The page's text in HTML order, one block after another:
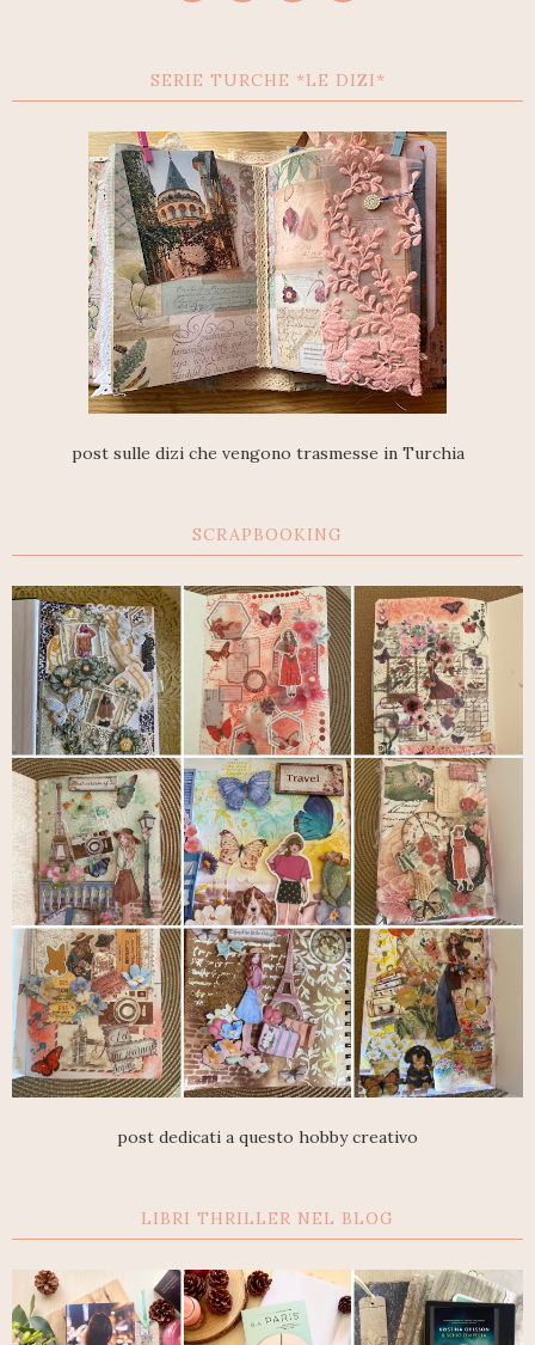
SERIE TURCHE *LE DIZI*
post sulle dizi che vengono trasmesse in Turchia
SCRAPBOOKING
post dedicati a questo hobby creativo
LIBRI THRILLER NEL BLOG